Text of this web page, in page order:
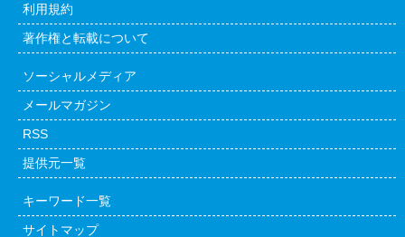
利用規約
著作権と転載について
ソーシャルメディア
メールマガジン
RSS
提供元一覧
キーワード一覧
サイトマップ